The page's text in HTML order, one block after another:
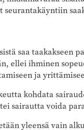
saa taakakseen
ellei ihminen
ja
kohdata
sairautta voida
yleensä vain